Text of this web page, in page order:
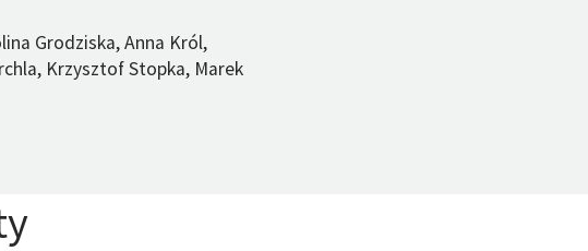
Grodziska, Anna Król,
Krzysztof Stopka, Marek